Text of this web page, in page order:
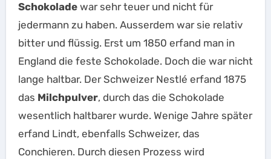
Schokoladewar sehr teuer und nicht für
jedermann zu haben. Ausserdem war sie relativ
bitter und flüssig. Erst um 1850 erfand man in
England die feste Schokolade. Doch die war nicht
lange haltbar. Der Schweizer Nestlé erfand 1875
das Milchpulver, durch das die Schokolade
wesentlich haltbarer wurde. Wenige Jahre später
erfand Lindt, ebenfalls Schweizer, das
Conchieren. Durch diesen Prozess wird